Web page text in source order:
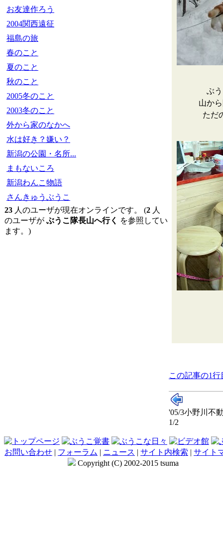
お友達作ろう
2004関西遠征
福島の旅
春のこと
夏のこと
秋のこと
2005冬のこと
2003冬のこと
外から家のなかへ
水は好き？嫌い？
新潟の公園・名所...
まもないころ
新潟わんこ物語
さんきゅうぶうこ
23 人のユーザが現在オンラインです。 (2 人
のユーザが ぶうこ隊長山へ行く
を参照してい
ます。)
ぶ
山か
ただ
この記事の1
'05/3小野川不
1/2
お問い合わせ | フォーラム | ニュース | サイト内検索 | サイト
Copyright (C) 2002-2015 tsuma